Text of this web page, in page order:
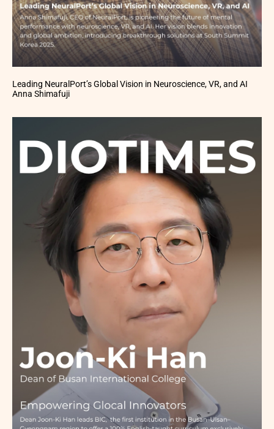
Leading NeuralPort’s Global Vision in Neuroscience, VR, and AI
Anna Shimafuji